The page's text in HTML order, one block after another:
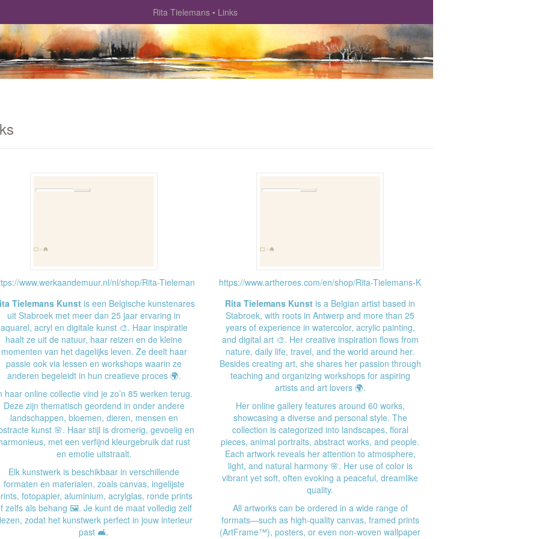
Rita Tielemans Links
www.werkaandemuur.nl/nl/shop/Rita-Tieleman
Tielemans Kunstis een Belgische kunstenares
uit Stabroek met meer dan 25 jaar ervaring in
aquarel, acryl en digitale kunst 🎨. Haar inspiratie
haalt ze uit de natuur, haar reizen en de kleine
momenten van het dagelijks leven. Ze deelt haar
passie ook via lessen en workshops waarin ze
anderen begeleidt in hun creatieve proces 🌍.
haar online collectie vind je zo’n 85 werken terug.
Deze zijn thematisch geordend in onder andere
landschappen, bloemen, dieren, mensen en
kunst 🌸. Haar stijl is dromerig, gevoelig en
met een verfijnd kleurgebruik dat rust
en emotie uitstraalt.
Elk kunstwerk is beschikbaar in verschillende
formaten en materialen, zoals canvas, ingelijste
fotopapier, aluminium, acrylglas, ronde prints
zelfs als behang 🖼️. Je kunt de maat volledig zelf
zodat het kunstwerk perfect in jouw interieur
past 🛋️.
https://www.artheroes.com/en/shop/Rita-Tielemans-K
Rita Tielemans Kunst is a Belgian artist based in
Stabroek, with roots in Antwerp and more than 25
years of experience in watercolor, acrylic painting,
and digital art 🎨. Her creative inspiration flows from
nature, daily life, travel, and the world around her.
Besides creating art, she shares her passion through
teaching and organizing workshops for aspiring
artists and art lovers 🌍.
Her online gallery features around 60 works,
showcasing a diverse and personal style. The
collection is categorized into landscapes, floral
pieces, animal portraits, abstract works, and people.
Each artwork reveals her attention to atmosphere,
light, and natural harmony 🌸. Her use of color is
vibrant yet soft, often evoking a peaceful, dreamlike
quality.
All artworks can be ordered in a wide range of
formats—such as high-quality canvas, framed prints
(ArtFrame™), posters, or even non-woven wallpaper